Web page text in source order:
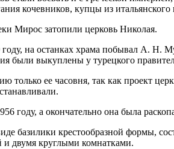
кочевников, купцы из
Мирос затопили церковь Николая.
на останках храма побывал А. Н.
были выкуплены у турецкого
только ее часовня, так как проект
году, а окончательно она была
базилики крестообразной формы,
двумя круглыми комнатками.